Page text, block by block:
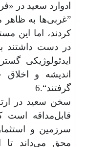
ادوارد سعید در
”‌غربی‌ها به ظاهر
کردند، اما این
در دست داشتند
ایدئولوژیکی
اندیشه و اخلاق
گرفتند“.6
سخن سعید در
قابل‌مداقه
سرزمین و
محق می‌داند تا